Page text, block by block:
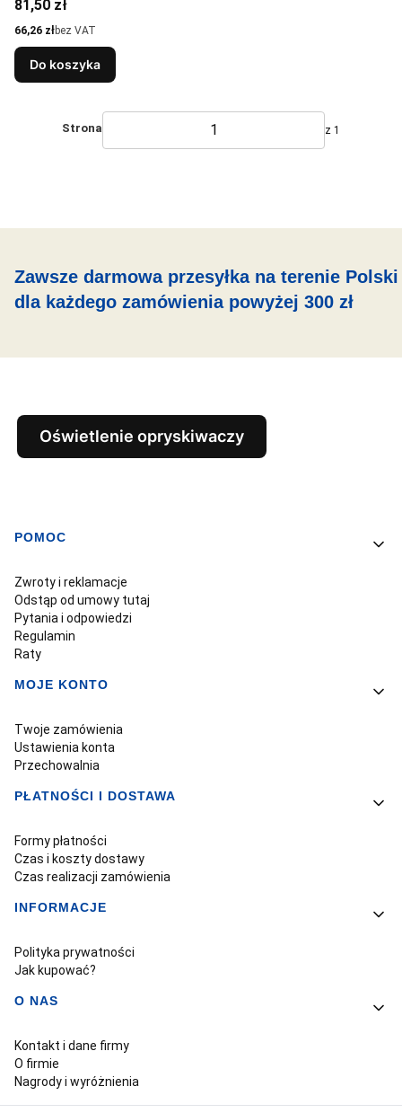
Cena
81,50 zł
Cena
66,26 złbez VAT
Do koszyka
Strona z 1
Zawsze darmowa przesyłka na terenie Polski
dla każdego zamówienia powyżej 300 zł
Oświetlenie opryskiwaczy
Linki w stopce
POMOC
Zwroty i reklamacje
Odstąp od umowy tutaj
Pytania i odpowiedzi
Regulamin
Raty
MOJE KONTO
Twoje zamówienia
Ustawienia konta
Przechowalnia
PŁATNOŚCI I DOSTAWA
Formy płatności
Czas i koszty dostawy
Czas realizacji zamówienia
INFORMACJE
Polityka prywatności
Jak kupować?
O NAS
Kontakt i dane firmy
O firmie
Nagrody i wyróżnienia